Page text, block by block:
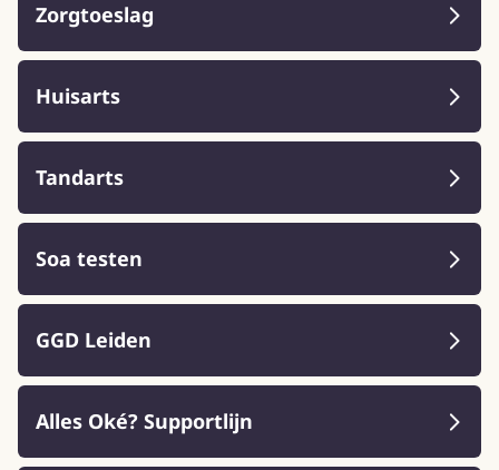
Zorgtoeslag
Huisarts
Tandarts
Soa testen
GGD Leiden
Alles Oké? Supportlijn